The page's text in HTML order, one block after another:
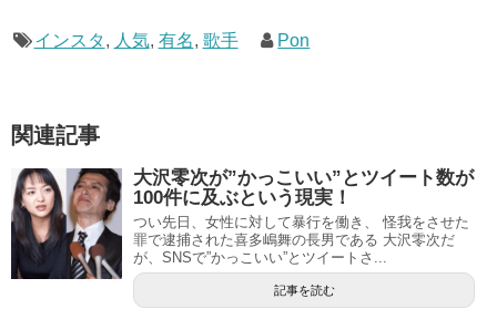
インスタ, 人気, 有名, 歌手 Pon
関連記事
大沢零次が”かっこいい”とツイート数が
100件に及ぶという現実！
つい先日、女性に対して暴行を働き、 怪我をさせた
罪で逮捕された喜多嶋舞の長男である 大沢零次だ
が、SNSで”かっこいい”とツイートさ...
記事を読む